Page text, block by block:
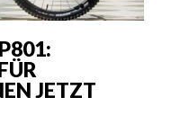
JETZT